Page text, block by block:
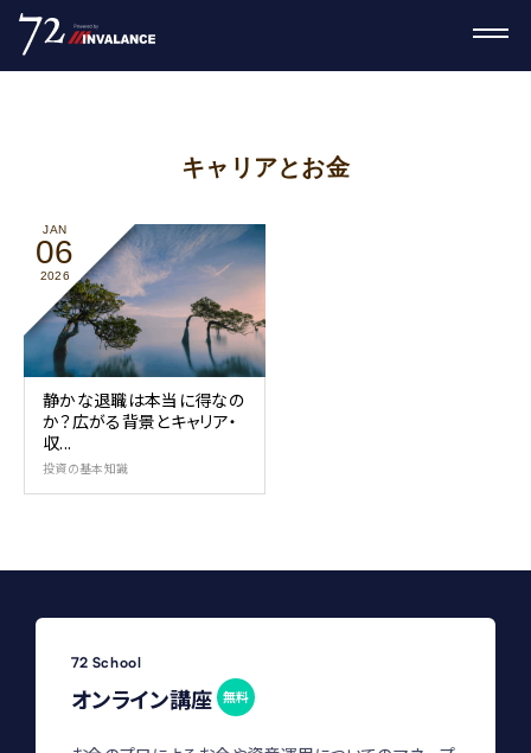
キャリアとお金
JAN
06
2026
静かな退職は本当に得なの
か？広がる背景とキャリア・
収...
投資の基本知識
72 School
オンライン講座 無料